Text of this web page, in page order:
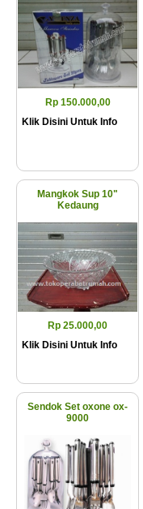
Rp 150.000,00
Klik Disini Untuk Info
Mangkok Sup 10"
Kedaung
Rp 25.000,00
Klik Disini Untuk Info
Sendok Set oxone ox-
9000